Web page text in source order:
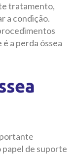
tratamento,
a condição.
a perda óssea
de suporte